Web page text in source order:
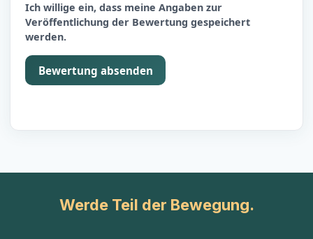
Ich willige ein, dass meine Angaben zur
Veröffentlichung der Bewertung gespeichert
werden.
Bewertung absenden
Werde Teil der Bewegung.